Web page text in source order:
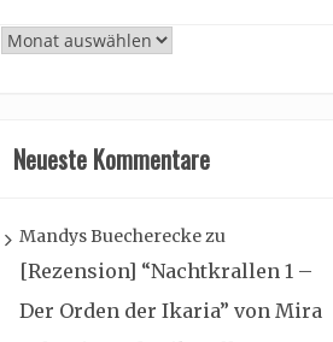
Archiv
Neueste Kommentare
Mandys Buechereckezu
[Rezension] “Nachtkrallen 1 –
Der Orden der Ikaria” von Mira